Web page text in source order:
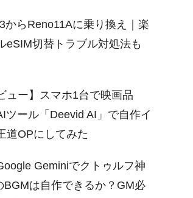
からReno11Aに乗り換え｜楽
eSIM切替トラブル対処法も
ュー】スマホ1台で映画品
ツール「Deevid AI」で自作イ
道OPにしてみた
Geminiでクトゥルフ神
BGMは自作できるか？GM必